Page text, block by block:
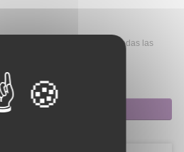
quieres mantenerte al día de todas las
Suscripción